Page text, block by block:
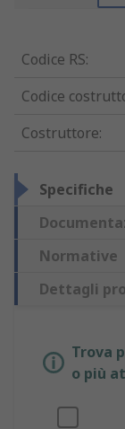
Codice RS:
Codice
Costruttore:
Specifiche
Normative
Dettagli
Trova
o più